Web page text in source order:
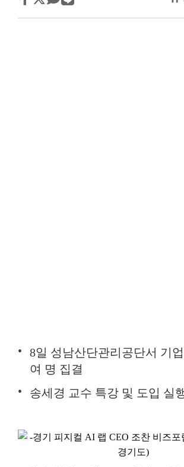
8일 성남산단관리공단서 기
여 명 집결
송세경 교수 특강 및 도입 실